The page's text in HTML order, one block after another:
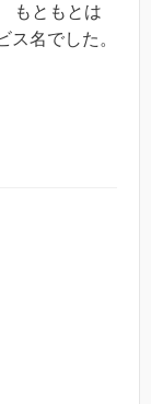
もともとは
ス名でした。